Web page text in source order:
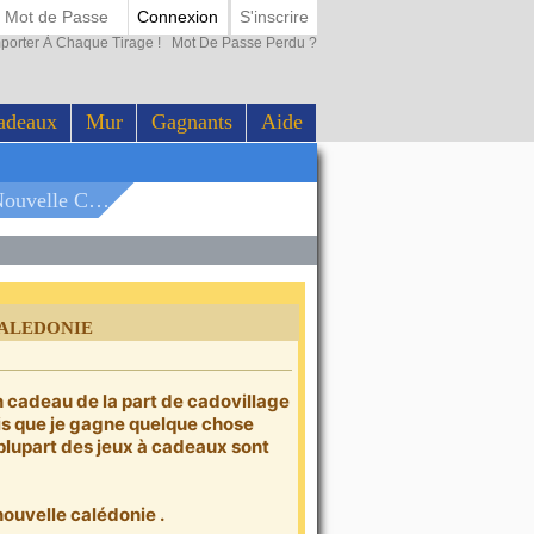
Mur Gagnants Aide
Connexion S'inscrire
À Chaque Tirage ! Mot De Passe Perdu ?
Caledonie
cadeau de la part de cadovillage
que je gagne quelque chose
des jeux à cadeaux sont
calédonie .